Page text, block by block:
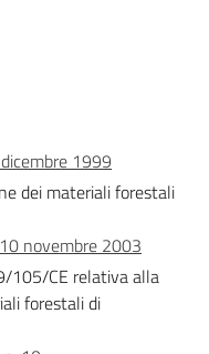
1999
dei materiali forestali
novembre 2003
105/CE relativa alla
forestali di